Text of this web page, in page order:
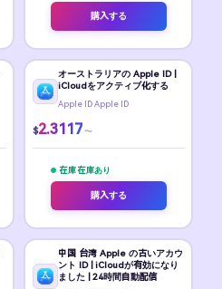
購入する
オーストラリアの Apple ID |
iCloudをアクティブ化する
Apple ID Apple ID
$2.3117 〜
在庫 在庫あり
購入する
中国 台湾 Apple の古いアカウ
ント ID | iCloudが有効になり
ました | 24時間自動配信